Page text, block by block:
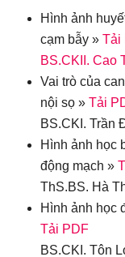
Hình ảnh
cạm bẫy » Tải
BS.CKII. Cao
Vai trò của
nội sọ » Tải
BS.CKI. Trần
Hình ảnh học
động mạch »
ThS.BS. Hà
Hình ảnh học
Tải PDF
BS.CKI. Tôn